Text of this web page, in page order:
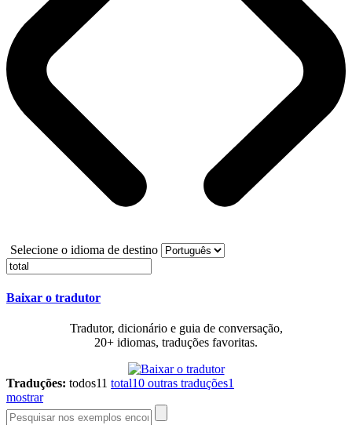
Selecione o idioma de destino
Baixar o tradutor
Tradutor, dicionário e guia de conversação,
20+ idiomas, traduções favoritas.
Traduções: todos11 total10 outras traduções1
mostrar